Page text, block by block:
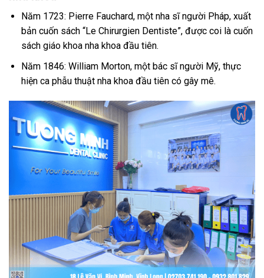
Năm 1723: Pierre Fauchard, một nha sĩ người Pháp, xuất
bản cuốn sách “Le Chirurgien Dentiste”, được coi là cuốn
sách giáo khoa nha khoa đầu tiên.
Năm 1846: William Morton, một bác sĩ người Mỹ, thực
hiện ca phẫu thuật nha khoa đầu tiên có gây mê.